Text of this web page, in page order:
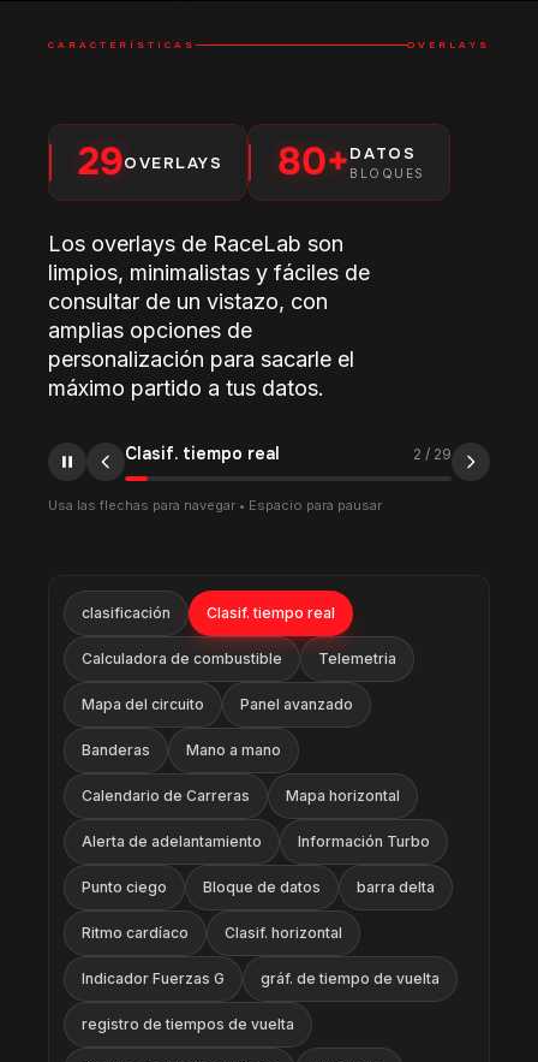
CARACTERÍSTICAS OVERLAYS
29OVERLAYS 80+DATOS
BLOQUES
Los overlays de RaceLab son
limpios, minimalistas y fáciles de
consultar de un vistazo, con
amplias opciones de
personalización para sacarle el
máximo partido a tus datos.
Clasif. tiempo real 2 / 29
Usa las flechas para navegar • Espacio para pausar
clasificación Clasif. tiempo real
Calculadora de combustible Telemetria
Mapa del circuito Panel avanzado
Banderas Mano a mano
Calendario de Carreras Mapa horizontal
Alerta de adelantamiento Información Turbo
Punto ciego Bloque de datos barra delta
Ritmo cardíaco Clasif. horizontal
Indicador Fuerzas G gráf. de tiempo de vuelta
registro de tiempos de vuelta